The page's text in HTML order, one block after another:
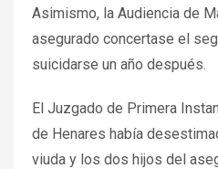
Asimismo, la Audiencia de
asegurado concertase el
suicidarse un año después.
El Juzgado de Primera
de Henares había
viuda y los dos hijos del